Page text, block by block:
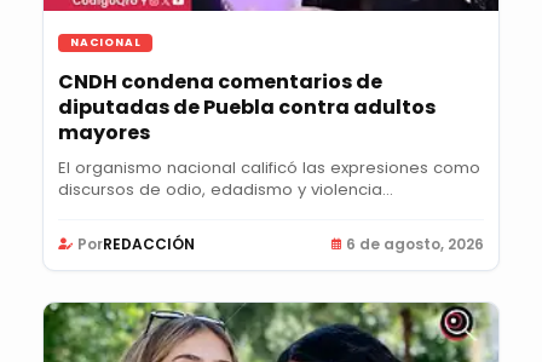
NACIONAL
CNDH condena comentarios de
diputadas de Puebla contra adultos
mayores
El organismo nacional calificó las expresiones como
discursos de odio, edadismo y violencia...
PorREDACCIÓN 6 de agosto, 2026